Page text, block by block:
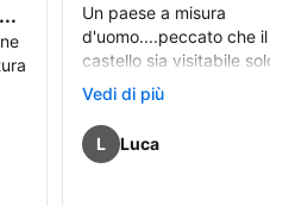
Un paese a misura
d'uomo....peccato che il
castello sia visitabile solo 2
gg alla settimana. Per il
è servito e la zona del
pedonale è invidiabile
Vedi di più
L Recensione di
Luca